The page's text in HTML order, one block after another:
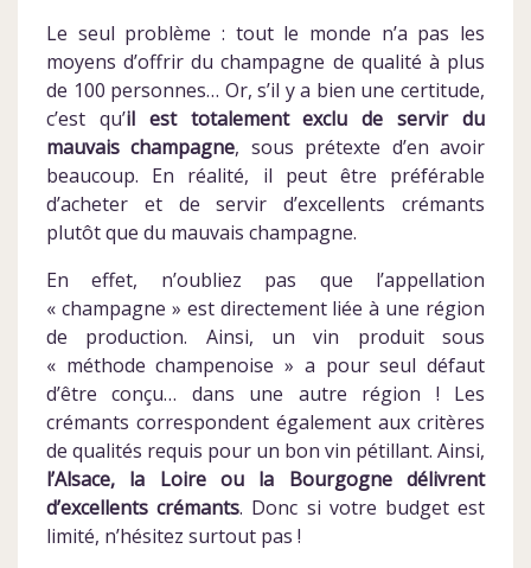
Le seul problème : tout le monde n’a pas les
moyens d’offrir du champagne de qualité à plus
de 100 personnes… Or, s’il y a bien une certitude,
c’est qu’il est totalement exclu de servir du
mauvais champagne, sous prétexte d’en avoir
beaucoup. En réalité, il peut être préférable
d’acheter et de servir d’excellents crémants
plutôt que du mauvais champagne.
En effet, n’oubliez pas que l’appellation
« champagne » est directement liée à une région
de production. Ainsi, un vin produit sous
« méthode champenoise » a pour seul défaut
d’être conçu… dans une autre région ! Les
crémants correspondent également aux critères
de qualités requis pour un bon vin pétillant. Ainsi,
l’Alsace, la Loire ou la Bourgogne délivrent
d’excellents crémants. Donc si votre budget est
limité, n’hésitez surtout pas !